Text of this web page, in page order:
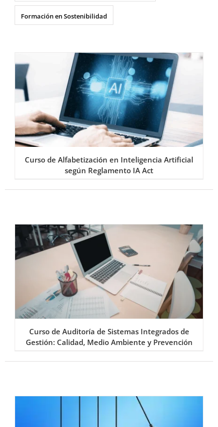
Formación en Sostenibilidad
Curso de Alfabetización en Inteligencia Artificial
según Reglamento IA Act
Curso de Auditoría de Sistemas Integrados de
Gestión: Calidad, Medio Ambiente y Prevención